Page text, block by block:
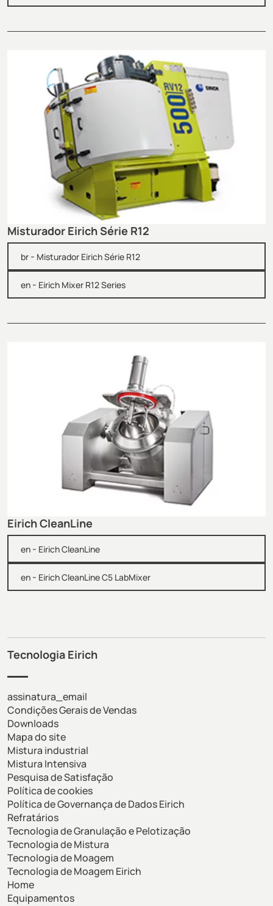
Misturador Eirich Série R12
br - Misturador Eirich Série R12
en - Eirich Mixer R12 Series
Eirich CleanLine
en - Eirich CleanLine
en - Eirich CleanLine C5 LabMixer
Tecnologia Eirich
assinatura_email
Condições Gerais de Vendas
Downloads
Mapa do site
Mistura industrial
Mistura Intensiva
Pesquisa de Satisfação
Política de cookies
Política de Governança de Dados Eirich
Refratários
Tecnologia de Granulação e Pelotização
Tecnologia de Mistura
Tecnologia de Moagem
Tecnologia de Moagem Eirich
Home
Equipamentos